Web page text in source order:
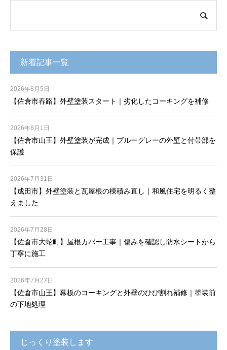
新着記事一覧
【佐倉市春路】外壁塗装スタート｜劣化したコーキングを補修
2026年8月5日
【佐倉市山王】外壁塗装が完成｜ブルーグレーの外壁と付帯部を
保護
2026年8月1日
【成田市】外壁塗装と瓦屋根の棟積み直し｜和風住宅を明るく整
えました
2026年7月31日
【佐倉市大蛇町】屋根カバー工事｜傷みを確認し防水シートから
丁寧に施工
2026年7月28日
【佐倉市山王】幕板のコーキングと外壁のひび割れ補修｜塗装前
の下地処理
2026年7月27日
じっくり塗装します